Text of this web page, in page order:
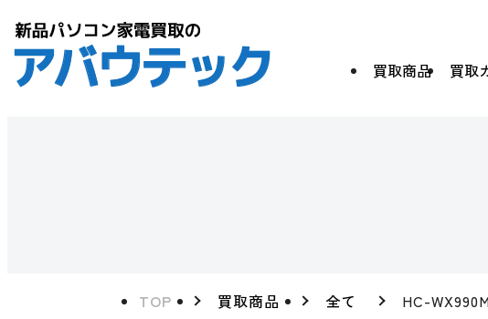
買取商品 買取
TOP 買取商品 全て HC-